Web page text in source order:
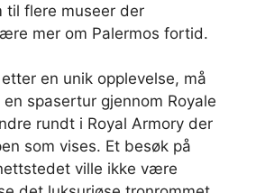
til flere museer der
mer om Palermos fortid.
en unik opplevelse, må
spasertur gjennom Royale
rundt i Royal Armory der
som vises. Et besøk på
ville ikke være